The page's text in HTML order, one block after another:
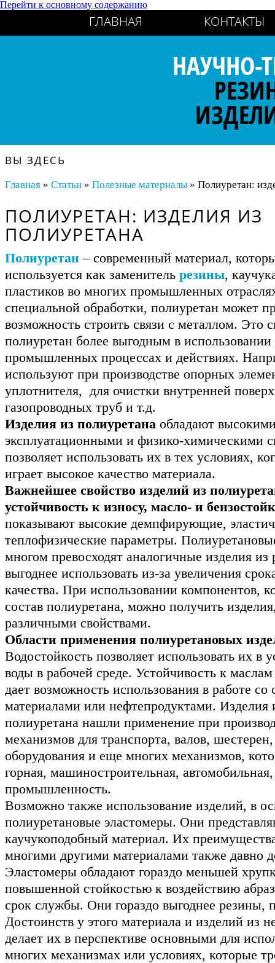
Перейти к основному содержанию
ГЛАВНАЯ КОНТАКТЫ
НАУЧНО-
ВЫ ЗДЕСЬ
Главная» Статьи» Полезные материалы» Полиуретан:
ПОЛИУРЕТАН: ИЗДЕЛИЯ ИЗ
ПОЛИУРЕТАНА
Полиуретан – современный материал,
используется как заменитель резины,
пластиков во многих промышленных
специальной обработки, полиуретан может
возможность строить связи с металлом. Это
полиуретан более выгодным в
промышленных процессах и действиях.
используют при производстве опорных
уплотнителя, для очистки внутренней
газопроводных труб и т.д.
Изделия из полиуретанаобладают
эксплуатационными и физико-химическими
позволяет использовать их в тех условиях,
играет высокое качество материала.
Важнейшее свойство изделий из
устойчивость к износу, масло- и
показывают высокие демпфирующие,
теплофизические параметры.
многом превосходят аналогичные изделия
выгоднее использовать из-за увеличения
качества. При использовании компонентов,
состав полиуретана, можно получить
различными свойствами.
Области применения полиуретановых
Водостойкость позволяет использовать их в
воды в рабочей среде. Устойчивость к
дает возможность использования в работе
материалами или нефтепродуктами. Изделия
полиуретана нашли применение при
механизмов для транспорта, валов,
оборудования и еще многих механизмов,
горная, машиностроительная,
промышленность.
Возможно также использование изделий, в
полиуретановые эластомеры. Они
каучукоподобный материал. Их
многими другими материалами также давно
Эластомеры обладают гораздо меньшей
повышенной стойкостью к воздействию
срок службы. Они гораздо выгоднее резины,
Достоинств у этого материала и изделий из
делает их в перспективе основными для
многих механизмах или условиях, которые